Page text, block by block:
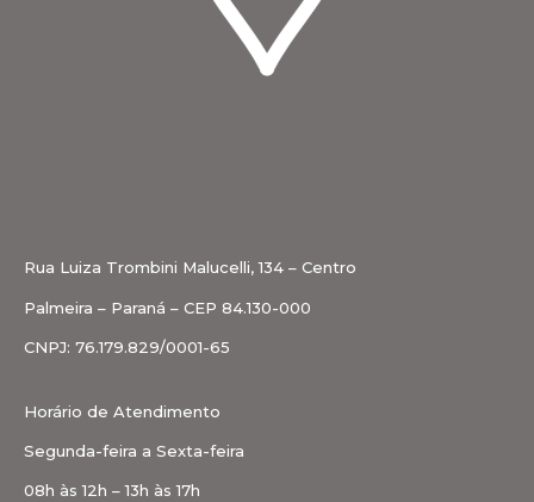
Rua Luiza Trombini Malucelli, 134 – Centro
Palmeira – Paraná – CEP 84.130-000
CNPJ: 76.179.829/0001-65
Horário de Atendimento
Segunda-feira a Sexta-feira
08h às 12h – 13h às 17h